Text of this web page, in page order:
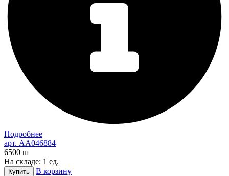
Подробнее
арт. AA046884
6500 ш
На складе: 1 ед.
Купить В корзину